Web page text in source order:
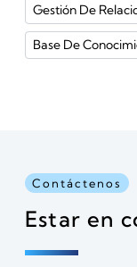
Gestión De
Base De
Contáctenos
Estar en